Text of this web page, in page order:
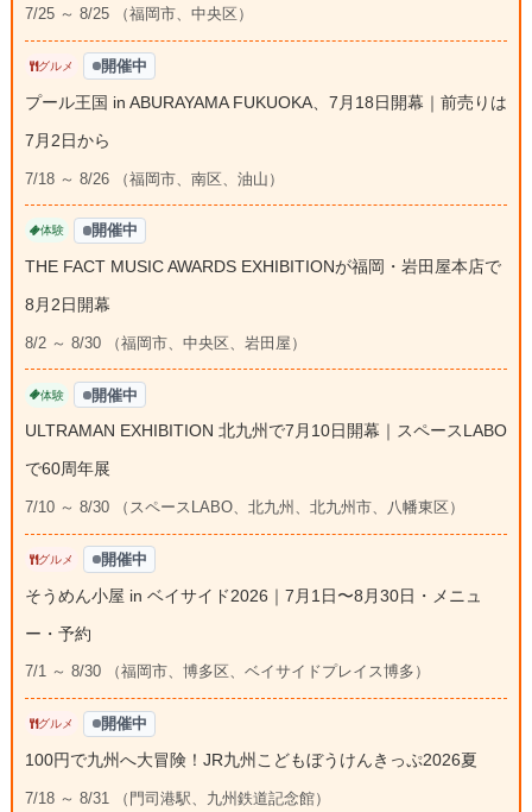
7/25 ～ 8/25 （福岡市、中央区）
グルメ 開催中
プール王国 in ABURAYAMA FUKUOKA、7月18日開幕｜前売りは
7月2日から
7/18 ～ 8/26 （福岡市、南区、油山）
体験 開催中
THE FACT MUSIC AWARDS EXHIBITIONが福岡・岩田屋本店で
8月2日開幕
8/2 ～ 8/30 （福岡市、中央区、岩田屋）
体験 開催中
ULTRAMAN EXHIBITION 北九州で7月10日開幕｜スペースLABO
で60周年展
7/10 ～ 8/30 （スペースLABO、北九州、北九州市、八幡東区）
グルメ 開催中
そうめん小屋 in ベイサイド2026｜7月1日〜8月30日・メニュ
ー・予約
7/1 ～ 8/30 （福岡市、博多区、ベイサイドプレイス博多）
グルメ 開催中
100円で九州へ大冒険！JR九州こどもぼうけんきっぷ2026夏
7/18 ～ 8/31 （門司港駅、九州鉄道記念館）